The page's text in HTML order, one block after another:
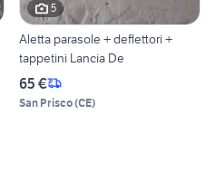
5
Aletta parasole + deflettori +
tappetini Lancia De
65 €
San Prisco(CE)